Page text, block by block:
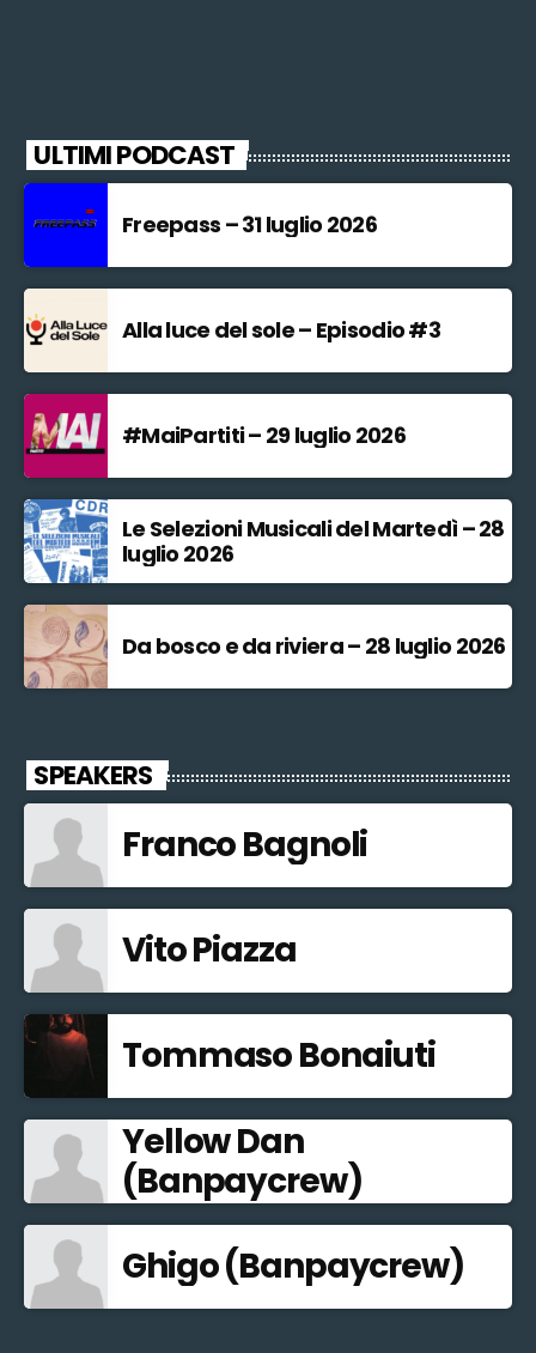
ULTIMI PODCAST
Freepass – 31 luglio 2026
Alla luce del sole – Episodio #3
#MaiPartiti – 29 luglio 2026
Le Selezioni Musicali del Martedì – 28
luglio 2026
Da bosco e da riviera – 28 luglio 2026
SPEAKERS
Franco Bagnoli
Vito Piazza
Tommaso Bonaiuti
Yellow Dan
(Banpaycrew)
Ghigo (Banpaycrew)